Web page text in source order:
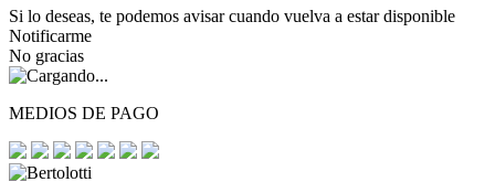
Si lo deseas, te podemos avisar cuando vuelva a estar disponible
Notificarme
No gracias
MEDIOS DE PAGO